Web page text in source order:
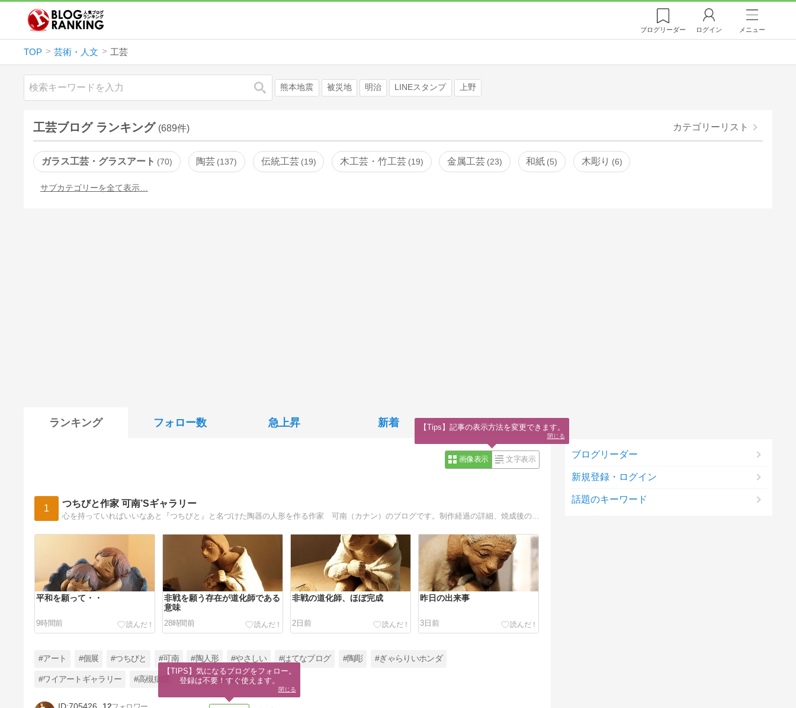
ブログリーダー ログイン メニュー
TOP 芸術・人文 工芸
検索 熊本地震 被災地 明治 LINEスタンプ 上野
工芸ブログ ランキング (689件) カテゴリーリスト
ガラス工芸・グラスアート 70 陶芸 137 伝統工芸 19 木工芸・竹工芸 19 金属工芸 23 和紙 5 木彫り 6
サブカテゴリーを全て表示…
ランキング フォロー数 急上昇 新着
画像表示 文字表示
1 つちびと作家 可南’Sギャラリー
平和を願って・・
9時間前
非戦を願う存在が道化師である
意味
28時間前
非戦の道化師、ほぼ完成
2日前
昨日の出来事
3日前
#アート #個展 #つちびと #可南 #陶人形 #やさしい #はてなブログ #陶彫 #ぎゃらりいホンダ
#ワイアートギャラリー #高槻病院 #神戸大学付属病院
ブログリーダー
新規登録・ログイン
話題のキーワード
【TIPS】気になるブログをフォロー。
登録は不要！すぐ使えます。
閉じる
【Tips】記事の表示方法を変更できます。
閉じる